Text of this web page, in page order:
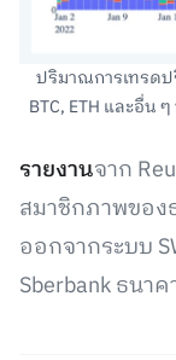
ปริมาณการเทรดป
BTC, ETH และอื่น
รายงานจาก
สมาชิกภาพของ
ออกจากระบบ
Sberbank ธนา